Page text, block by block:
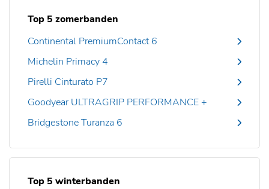
Top 5 zomerbanden
Continental PremiumContact 6
Michelin Primacy 4
Pirelli Cinturato P7
Goodyear ULTRAGRIP PERFORMANCE +
Bridgestone Turanza 6
Top 5 winterbanden